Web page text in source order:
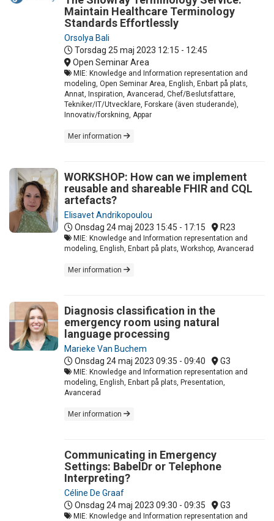
Maintain Healthcare Terminology
Standards Effortlessly
Orsolya Bali
Torsdag 25 maj 2023 12:15 - 12:45
Open Seminar Area
MIE: Knowledge and Information representation and
modeling, Open Seminar Area, English, Enbart på plats,
Annat, Inspiration, Avancerad, Chef/Beslutsfattare,
Tekniker/IT/Utvecklare, Forskare (även studerande),
Innovativ/forskning, Appar
Mer information
WORKSHOP: How can we implement
reusable and shareable FHIR and CQL
artefacts?
Elisavet Andrikopoulou
Onsdag 24 maj 2023 15:45 - 17:15 R23
MIE: Knowledge and Information representation and
modeling, English, Enbart på plats, Workshop, Avancerad
Mer information
Diagnosis classification in the
emergency room using natural
language processing
Marieke Van Buchem
Onsdag 24 maj 2023 09:35 - 09:40 G3
MIE: Knowledge and Information representation and
modeling, English, Enbart på plats, Presentation,
Avancerad
Mer information
Communicating in Emergency
Settings: BabelDr or Telephone
Interpreting?
Céline De Graaf
Onsdag 24 maj 2023 09:30 - 09:35 G3
MIE: Knowledge and Information representation and